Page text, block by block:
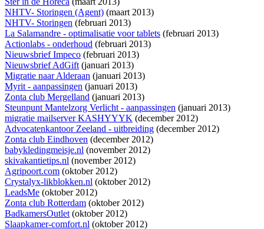
NHTV- Storingen (Agent) (maart 2013)
NHTV- Storingen (februari 2013)
La Salamandre - optimalisatie voor tablets (februari 2013)
Actionlabs - onderhoud (februari 2013)
Nieuwsbrief Impeco (februari 2013)
Nieuwsbrief AdGift(januari 2013)
Migratie naar Alderaan (januari 2013)
Myrit - aanpassingen (januari 2013)
Zonta club Mergelland (januari 2013)
Steunpunt Mantelzorg Verlicht - aanpassingen (januari 2013)
migratie mailserver KASHYYYK (december 2012)
Advocatenkantoor Zeeland - uitbreiding (december 2012)
Zonta club Eindhoven (december 2012)
babykledingmeisje.nl (november 2012)
skivakantietips.nl (november 2012)
Agripoort.com (oktober 2012)
Crystalyx-likblokken.nl (oktober 2012)
LeadsMe (oktober 2012)
Zonta club Rotterdam (oktober 2012)
BadkamersOutlet(oktober 2012)
Slaapkamer-comfort.nl (oktober 2012)